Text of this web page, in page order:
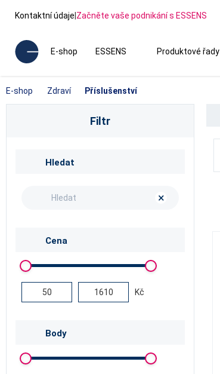
Kontaktní údaje|Začněte vaše podnikání s ESSENS
E-shop ESSENS Produktové řady
E-shop Zdraví Příslušenství
Filtr
Hledat
×
Cena
Kč
Body